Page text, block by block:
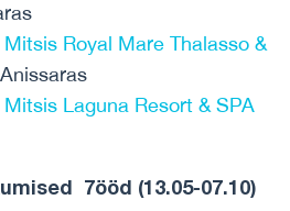
Mitsis Royal Mare Thalasso &
Mitsis Laguna Resort & SPA
7ööd (13.05-07.10)